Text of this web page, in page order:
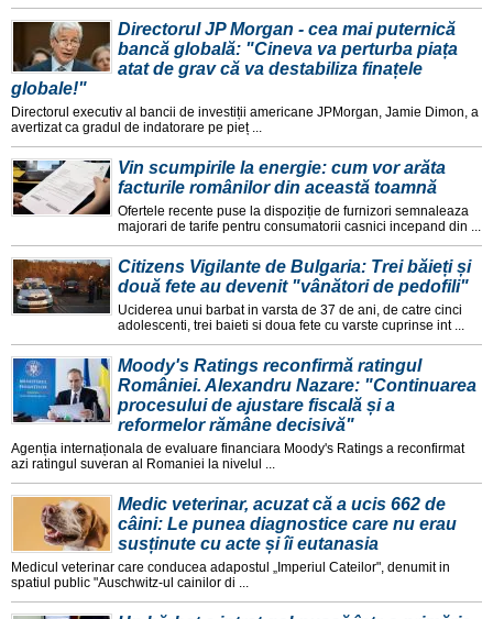
Directorul JP Morgan - cea mai puternică
bancă globală: "Cineva va perturba piața
atat de grav că va destabiliza finațele
globale!"
Directorul executiv al bancii de investiții americane JPMorgan, Jamie Dimon, a
avertizat ca gradul de indatorare pe pieț ...
Vin scumpirile la energie: cum vor arăta
facturile românilor din această toamnă
Ofertele recente puse la dispoziție de furnizori semnaleaza
majorari de tarife pentru consumatorii casnici incepand din ...
Citizens Vigilante de Bulgaria: Trei băieți și
două fete au devenit "vânători de pedofili"
Uciderea unui barbat in varsta de 37 de ani, de catre cinci
adolescenti, trei baieti si doua fete cu varste cuprinse int ...
Moody's Ratings reconfirmă ratingul
României. Alexandru Nazare: "Continuarea
procesului de ajustare fiscală și a
reformelor rămâne decisivă"
Agenția internaționala de evaluare financiara Moody's Ratings a reconfirmat
azi ratingul suveran al Romaniei la nivelul ...
Medic veterinar, acuzat că a ucis 662 de
câini: Le punea diagnostice care nu erau
susținute cu acte și îi eutanasia
Medicul veterinar care conducea adapostul „Imperiul Cateilor", denumit in
spatiul public "Auschwitz-ul cainilor di ...